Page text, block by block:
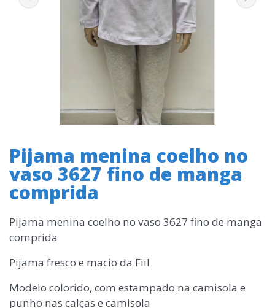
Pijama menina coelho no
vaso 3627 fino de manga
comprida
Pijama menina coelho no vaso 3627 fino de manga
comprida
Pijama fresco e macio da Fiil
Modelo colorido, com estampado na camisola e
punho nas calças e camisola